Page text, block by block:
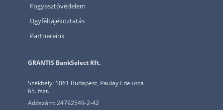
Fogyasztóvédelem
Ügyféltájékoztatás
Partnereink
GRANTIS BankSelect Kft.
Székhely: 1061 Budapest, Paulay Ede utca
65. fszt.
Adószám: 24792549-2-42